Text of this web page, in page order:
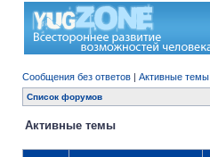
Сообщения без ответов | Активные темы
Список форумов
Активные темы